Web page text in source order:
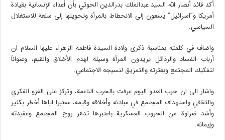
أكد قائد أنصار الله السيد عبدالملك بدرالدين الحوثي بأن أعداء الإنسانية بقيادة
أمريكا و”اسرائيل” يسعون إلى الانحطاط بالمرأة وتحويلها إلى سلعة للاستغلال
السياسي.
واضاف في كلمته بمناسبة ذكرى ولادة السيدة فاطمة الزهراء عليها السلام ان
أرباب الفساد والرذائل يريدون المرأة وسيلة لهدم الأخلاق والقيم، وعنواناً
لتفكيك المجتمع وبعثرته والتمزيق لنسيجه الاجتماعي.
واشار الى ان حرب العدو اليوم عرفت بالحرب الناعمة، وتركز على الغزو الفكري
والثقافي واستهداف المجتمع في مبادئه وأخلاقه وقيمه، معتبرا اياها أخطر بكثير
وأشد ضراوة من الحروب العسكرية باعتبرها تدمّر روح المجتمع وعقيدته
وإيمانه.